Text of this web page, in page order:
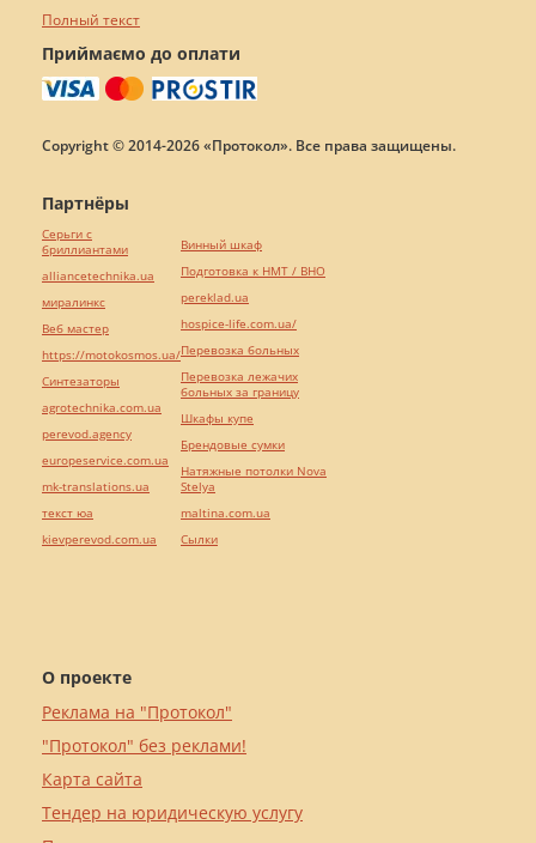
Полный текст
Приймаємо до оплати
Copyright © 2014-2026 «Протокол». Все права защищены.
О проекте
Реклама на "Протокол"
"Протокол" без реклами!
Карта сайта
Тендер на юридическую услугу
Партнёры
Серьги с
бриллиантами
alliancetechnika.ua
миралинкс
Веб мастер
https://motokosmos.ua/
Синтезаторы
agrotechnika.com.ua
perevod.agency
europeservice.com.ua
mk-translations.ua
текст юа
kievperevod.com.ua
Винный шкаф
Подготовка к НМТ / ВНО
pereklad.ua
hospice-life.com.ua/
Перевозка больных
Перевозка лежачих
больных за границу
Шкафы купе
Брендовые сумки
Натяжные потолки Nova
Stelya
maltina.com.ua
Cылки